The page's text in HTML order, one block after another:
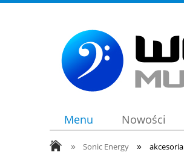
Menu Nowości
» Sonic Energy » akcesoria